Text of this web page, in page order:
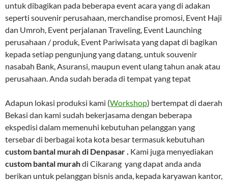
untuk dibagikan pada beberapa event acara yang di adakan
seperti souvenir perusahaan, merchandise promosi, Event Haji
dan Umroh, Event perjalanan Traveling, Event Launching
perusahaan / produk, Event Pariwisata yang dapat di bagikan
kepada setiap pengunjung yang datang, untuk souvenir
nasabah Bank, Asuransi, maupun event ulang tahun anak atau
perusahaan. Anda sudah berada di tempat yang tepat
Adapun lokasi produksi kami (Workshop) bertempat di daerah
Bekasi dan kami sudah bekerjasama dengan beberapa
ekspedisi dalam memenuhi kebutuhan pelanggan yang
tersebar di berbagai kota kota besar termasuk kebutuhan
custom bantal murah di Denpasar . Kami juga menyediakan
custom bantal murahdi Cikarang yang dapat anda anda
berikan untuk pelanggan bisnis anda, kepada karyawan kantor,